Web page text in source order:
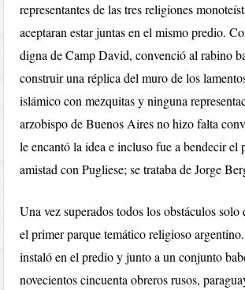
representantes de las tres religiones
aceptaran estar juntas en el mismo predio.
digna de Camp David, convenció al rabino
construir una réplica del muro de los
islámico con mezquitas y ninguna
arzobispo de Buenos Aires no hizo falta
le encantó la idea e incluso fue a bendecir el
amistad con Pugliese; se trataba de Jorge
Una vez superados todos los obstáculos
el primer parque temático religioso
instaló en el predio y junto a un conjunto
novecientos cincuenta obreros rusos,